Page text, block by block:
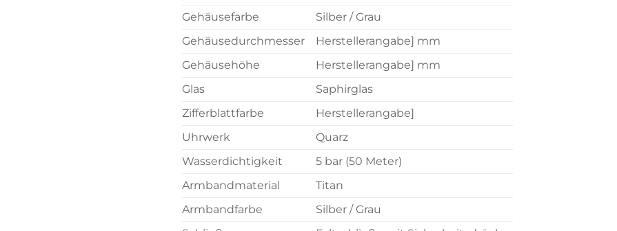
Gehäusefarbe
Silber / Grau
Gehäusedurchmesser
Herstellerangabe] mm
Gehäusehöhe
Herstellerangabe] mm
Glas
Saphirglas
Zifferblattfarbe
Herstellerangabe]
Uhrwerk
Quarz
Wasserdichtigkeit
5 bar (50 Meter)
Armbandmaterial
Titan
Armbandfarbe
Silber / Grau